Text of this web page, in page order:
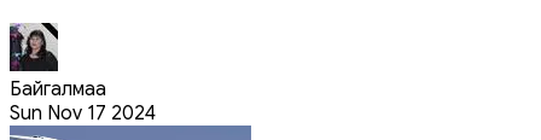
Байгалмаа
Sun Nov 17 2024